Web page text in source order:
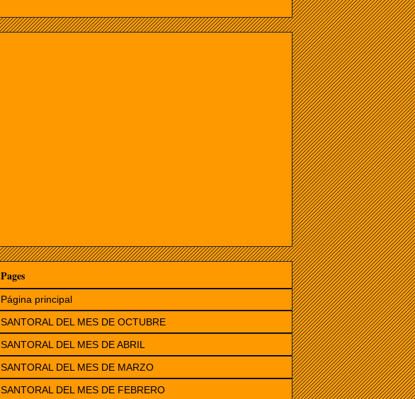
Pages
Página principal
SANTORAL DEL MES DE OCTUBRE
SANTORAL DEL MES DE ABRIL
SANTORAL DEL MES DE MARZO
SANTORAL DEL MES DE FEBRERO